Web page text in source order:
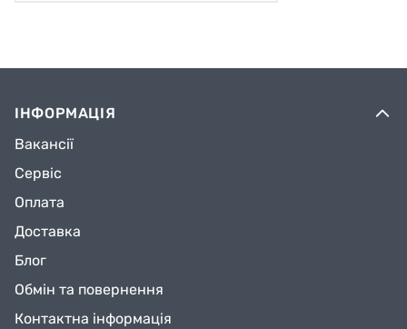
ІНФОРМАЦІЯ
Вакансії
Сервіс
Оплата
Доставка
Блог
Обмін та повернення
Контактна інформація